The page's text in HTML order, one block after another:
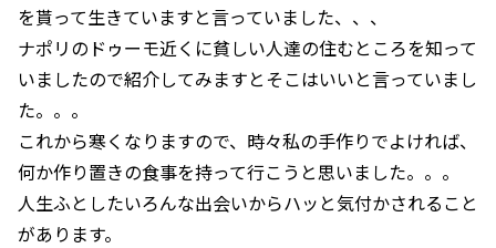
を貰って生きていますと言っていました、、、
ナポリのドゥーモ近くに貧しい人達の住むところを知って
いましたので紹介してみますとそこはいいと言っていまし
た。。。
これから寒くなりますので、時々私の手作りでよければ、
何か作り置きの食事を持って行こうと思いました。。。
人生ふとしたいろんな出会いからハッと気付かされること
があります。